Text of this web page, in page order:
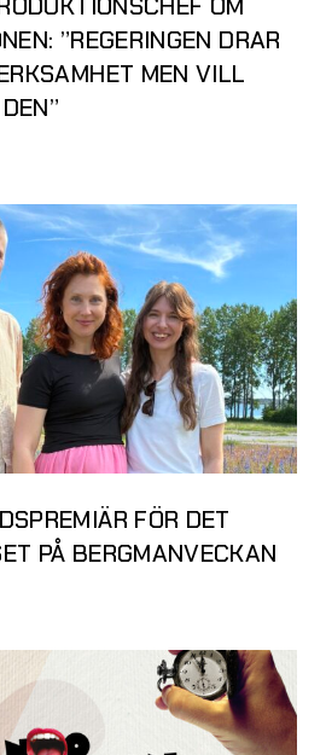
OM
”REGERINGEN DRAR
MEN VILL
FÖR DET
PÅ BERGMANVECKAN